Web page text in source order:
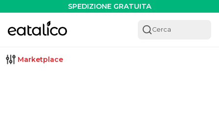
SPEDIZIONE GRATUITA
Cerca
Marketplace